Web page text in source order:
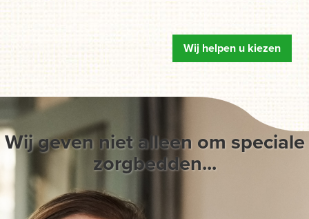
Wij helpen u kiezen
Wij geven niet alleen om speciale
zorgbedden...